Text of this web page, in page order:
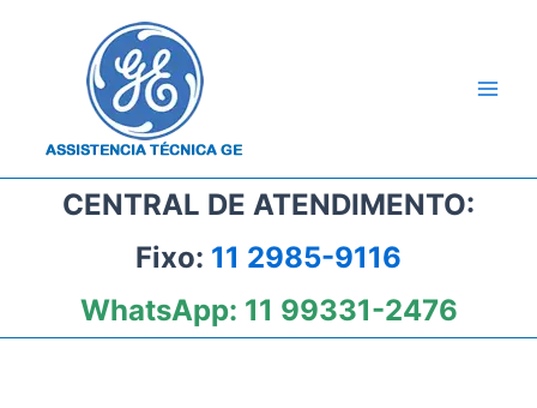
CENTRAL DE ATENDIMENTO:
Fixo: 11 2985-9116
WhatsApp: 11 99331-2476